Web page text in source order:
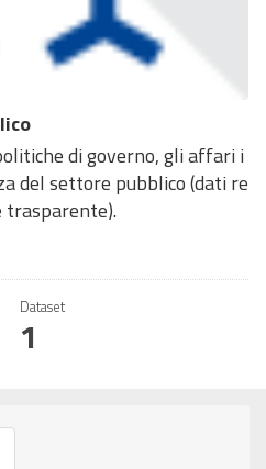
di governo, gli affari i
del settore pubblico (dati re
Dataset
1